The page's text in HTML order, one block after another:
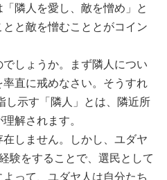
隣人を愛し、敵を憎め」と
と敵を憎むこととがコイン
しょうか。まず隣人につい
直に戒めなさい。そうすれ
し示す「隣人」とは、隣近所
解されます。
しません。しかし、ユダヤ
験をすることで、選民として
って、ユダヤ人は自分たち